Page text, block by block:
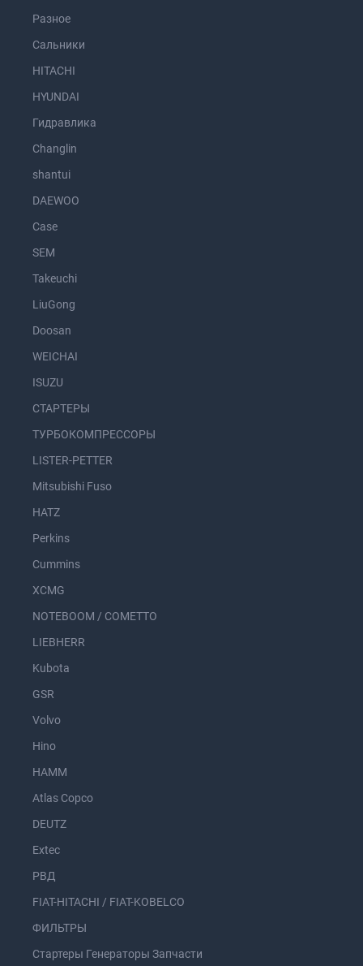
Разное
Сальники
HITACHI
HYUNDAI
Гидравлика
Changlin
shantui
DAEWOO
Case
SEM
Takeuchi
LiuGong
Doosan
WEICHAI
ISUZU
СТАРТЕРЫ
ТУРБОКОМПРЕССОРЫ
LISTER-PETTER
Mitsubishi Fuso
HATZ
Perkins
Cummins
XCMG
NOTEBOOM / COMETTO
LIEBHERR
Kubota
GSR
Volvo
Hino
HAMM
Atlas Copco
DEUTZ
Extec
РВД
FIAT-HITACHI / FIAT-KOBELCO
ФИЛЬТРЫ
Стартеры Генераторы Запчасти